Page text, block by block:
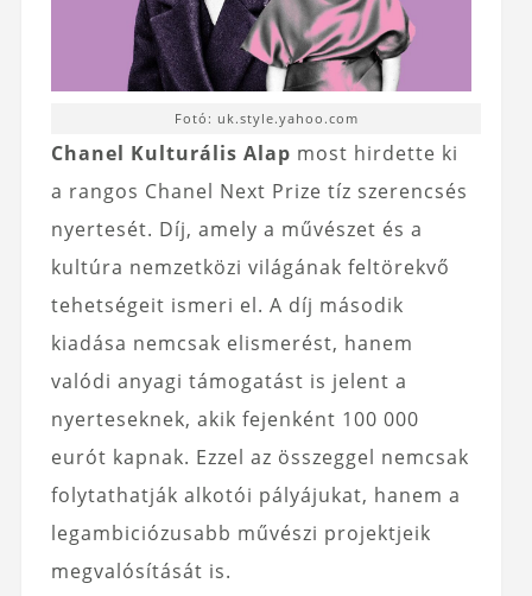
Fotó: uk.style.yahoo.com
Chanel Kulturális Alap most hirdette ki
a rangos Chanel Next Prize tíz szerencsés
nyertesét. Díj, amely a művészet és a
kultúra nemzetközi világának feltörekvő
tehetségeit ismeri el. A díj második
kiadása nemcsak elismerést, hanem
valódi anyagi támogatást is jelent a
nyerteseknek, akik fejenként 100 000
eurót kapnak. Ezzel az összeggel nemcsak
folytathatják alkotói pályájukat, hanem a
legambiciózusabb művészi projektjeik
megvalósítását is.